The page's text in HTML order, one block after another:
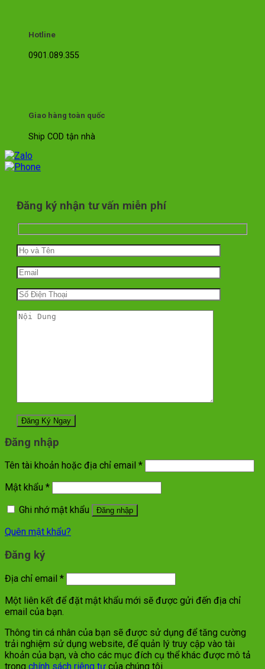
Hotline
0901.089.355
Giao hàng toàn quốc
Ship COD tận nhà
Đăng ký nhận tư vấn miễn phí
Đăng nhập
Tên tài khoản hoặc địa chỉ email *
Mật khẩu *
Ghi nhớ mật khẩu
Đăng nhập
Quên mật khẩu?
Đăng ký
Địa chỉ email *
Một liên kết để đặt mật khẩu mới sẽ được gửi đến địa chỉ
email của bạn.
Thông tin cá nhân của bạn sẽ được sử dụng để tăng cường
trải nghiệm sử dụng website, để quản lý truy cập vào tài
khoản của bạn, và cho các mục đích cụ thể khác được mô tả
trong chính sách riêng tư của chúng tôi.